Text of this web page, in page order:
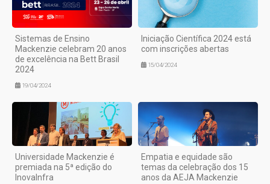
Sistemas de Ensino
Mackenzie celebram 20 anos
de excelência na Bett Brasil
2024
19/04/2024
Iniciação Científica 2024 está
com inscrições abertas
15/04/2024
Universidade Mackenzie é
premiada na 5ª edição do
InovaInfra
Empatia e equidade são
temas da celebração dos 15
anos da AEJA Mackenzie